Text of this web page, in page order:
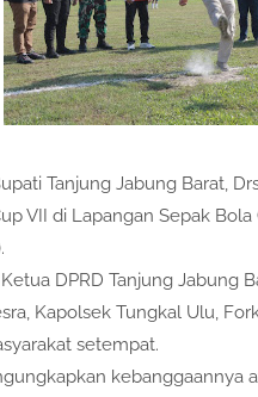
Tanjung Jabung Barat,
VII di Lapangan Sepak
DPRD Tanjung Jabung
Kapolsek Tungkal Ulu,
setempat.
kebanggaannya